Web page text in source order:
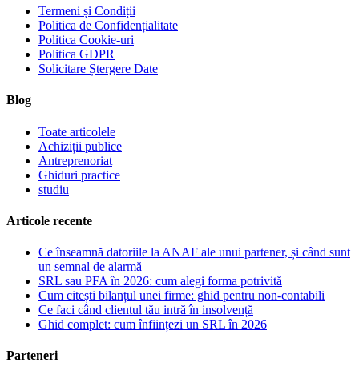
Termeni și Condiții
Politica de Confidențialitate
Politica Cookie-uri
Politica GDPR
Solicitare Ștergere Date
Blog
Toate articolele
Achiziții publice
Antreprenoriat
Ghiduri practice
studiu
Articole recente
Ce înseamnă datoriile la ANAF ale unui partener, și când sunt
un semnal de alarmă
SRL sau PFA în 2026: cum alegi forma potrivită
Cum citești bilanțul unei firme: ghid pentru non-contabili
Ce faci când clientul tău intră în insolvență
Ghid complet: cum înființezi un SRL în 2026
Parteneri